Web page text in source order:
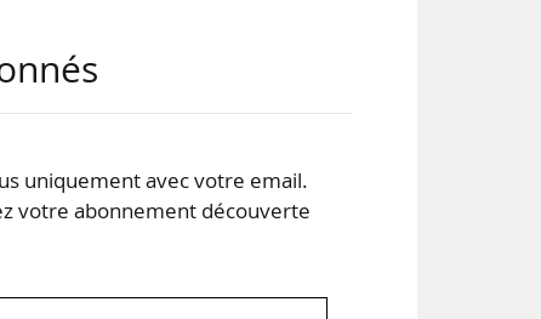
uniquement avec votre email.
votre abonnement découverte